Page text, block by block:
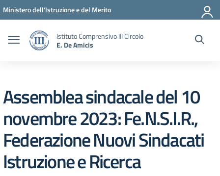
Vai ai contenuti
Vai al menu di navigazione
Vai al footer
Ministero dell'Istruzione e del Merito
Istituto Comprensivo III Circolo
E. De Amicis
Assemblea sindacale del 10
novembre 2023: Fe.N.S.I.R.,
Federazione Nuovi Sindacati
Istruzione e Ricerca